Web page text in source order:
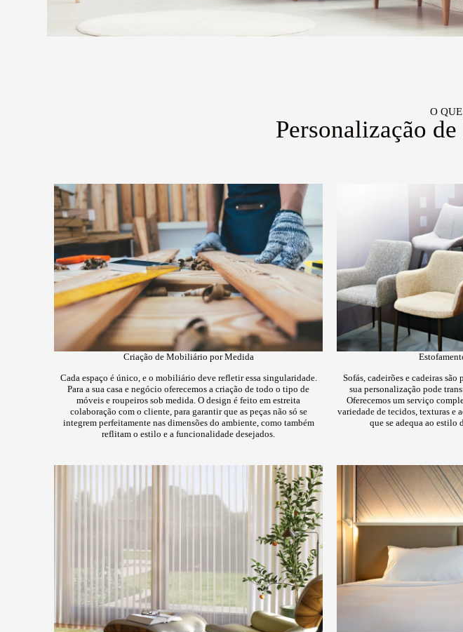
O
Personalização
Criação de Mobiliário por Medida
Cada espaço é único, e o mobiliário deve refletir essa singularidade.
Para a sua casa e negócio oferecemos a criação de todo o tipo de
móveis e roupeiros sob medida. O design é feito em estreita
colaboração com o cliente, para garantir que as peças não só se
integrem perfeitamente nas dimensões do ambiente, como também
reflitam o estilo e a funcionalidade desejados.
Sofás, cadeirões e cadeiras são
sua personalização pode
Oferecemos um serviço
variedade de tecidos, texturas e
que se adequa ao estilo